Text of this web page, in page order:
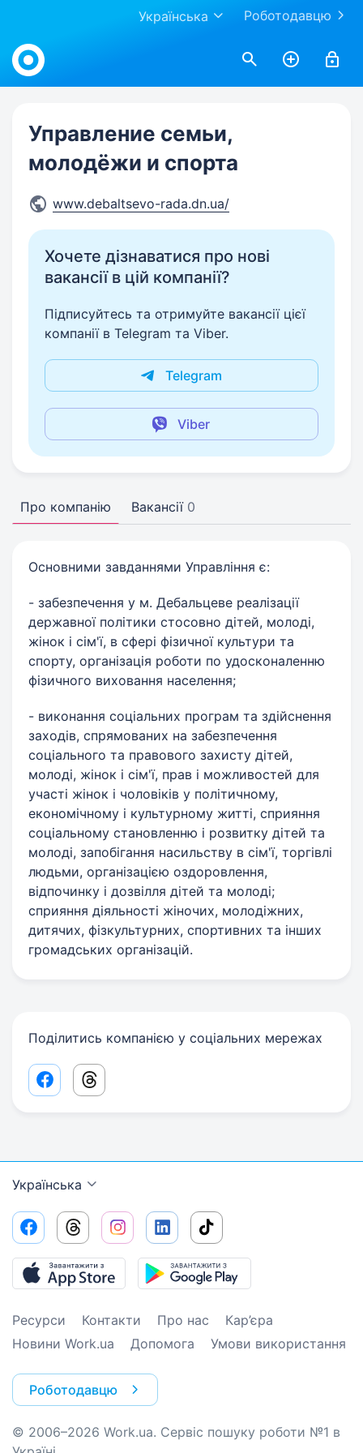
Роботодавцю
Українська
Work.ua
Управление семьи,
молодёжи и спорта
www.debaltsevo-rada.dn.ua/
Хочете дізнаватися про нові
вакансії в цій компанії?
Підписуйтесь та отримуйте вакансії цієї
компанії в Telegram та Viber.
Telegram
Viber
Про компанію Вакансії 0
Основними завданнями Управління є:
- забезпечення у м. Дебальцеве реалізації
державної політики стосовно дітей, молоді,
жінок і сім'ї, в сфері фізичної культури та
спорту, організація роботи по удосконаленню
фізичного виховання населення;
- виконання соціальних програм та здійснення
заходів, спрямованих на забезпечення
соціального та правового захисту дітей,
молоді, жінок і сім'ї, прав і можливостей для
участі жінок і чоловіків у політичному,
економічному і культурному житті, сприяння
соціальному становленню і розвитку дітей та
молоді, запобігання насильству в сім'ї, торгівлі
людьми, організацією оздоровлення,
відпочинку і дозвілля дітей та молоді;
сприяння діяльності жіночих, молодіжних,
дитячих, фізкультурних, спортивних та інших
громадських організацій.
Поділитись компанією у соціальних мережах
Facebook share link
Threads share link
Українська
Ресурси Контакти Про нас
Кар’єра
Новини Work.ua
Допомога Умови використання
Роботодавцю
© 2006–2026 Work.ua. Сервіс пошуку роботи №1 в